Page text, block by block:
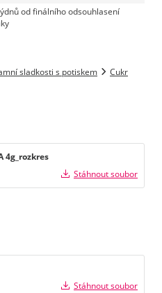
od finálního odsouhlasení
sladkosti s potiskem Cukr
4g_rozkres
Stáhnout soubor
Stáhnout soubor